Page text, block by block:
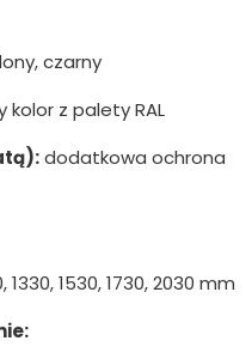
czarny
kolor z palety RAL
dodatkowa ochrona
1330, 1530, 1730, 2030 mm